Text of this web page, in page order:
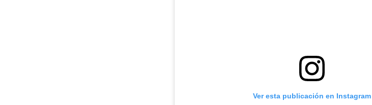
Ver esta publicación en Instagram